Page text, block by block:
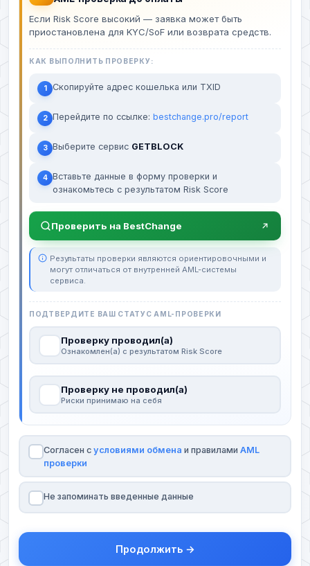
Если Risk Score высокий — заявка может быть
приостановлена для KYC/SoF или возврата средств.
КАК ВЫПОЛНИТЬ ПРОВЕРКУ:
1 Скопируйте адрес кошелька или TXID
2 Перейдите по ссылке: bestchange.pro/report
3 Выберите сервис GETBLOCK
4 Вставьте данные в форму проверки и
ознакомьтесь с результатом Risk Score
Проверить на BestChange
Результаты проверки являются ориентировочными и
могут отличаться от внутренней AML-системы
сервиса.
ПОДТВЕРДИТЕ ВАШ СТАТУС AML-ПРОВЕРКИ
Проверку проводил(а)
Ознакомлен(а) с результатом Risk Score
Проверку не проводил(а)
Риски принимаю на себя
Согласен с условиями обмена и правилами AML
проверки
Не запоминать введенные данные
Продолжить →